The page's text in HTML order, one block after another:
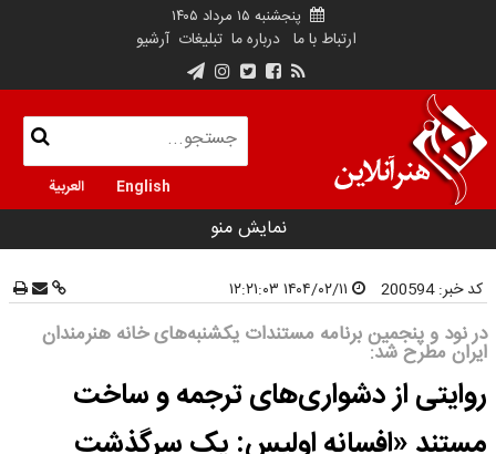
پنجشنبه ۱۵ مرداد ۱۴۰۵
ارتباط با ما درباره ما تبلیغات آرشیو
English العربية
نمایش منو
کد خبر:200594
در نود و پنجمین برنامه مستندات یکشنبه‌های خانه هنرمندان
ایران مطرح شد:
روایتی از دشواری‌های ترجمه و ساخت